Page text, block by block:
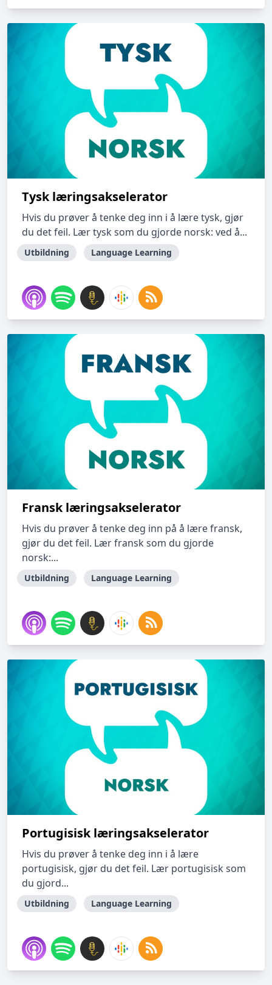
Tysk læringsakselerator
Hvis du prøver å tenke deg inn i å lære tysk, gjør
du det feil. Lær tysk som du gjorde norsk: ved å...
Utbildning Language Learning
Fransk læringsakselerator
Hvis du prøver å tenke deg inn på å lære fransk,
gjør du det feil. Lær fransk som du gjorde
norsk:...
Utbildning Language Learning
Portugisisk læringsakselerator
Hvis du prøver å tenke deg inn i å lære
portugisisk, gjør du det feil. Lær portugisisk som
du gjord...
Utbildning Language Learning